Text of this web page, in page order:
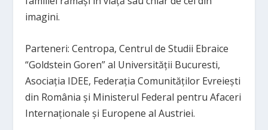
imagini.
Parteneri: Centropa, Centrul de Studii Ebraice
“Goldstein Goren” al Universităţii Bucuresti,
Asociaţia IDEE, Federaţia Comunităţilor Evreieşti
din România și Ministerul Federal pentru Afaceri
Internaționale și Europene al Austriei.